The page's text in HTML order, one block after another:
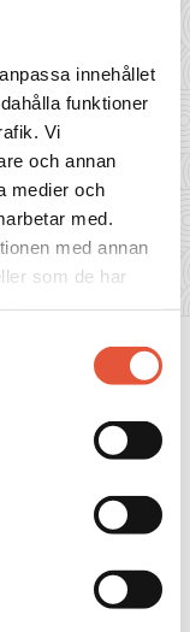
innehållet
funktioner
Vi
och annan
medier och
med.
med annan
som de har
ert
där ni
i